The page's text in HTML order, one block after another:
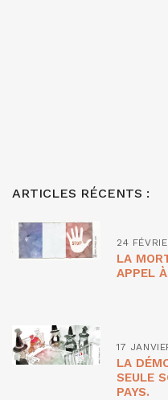
ARTICLES RÉCENTS :
24
LA
APPEL
17
LA
SEULE
PAYS.